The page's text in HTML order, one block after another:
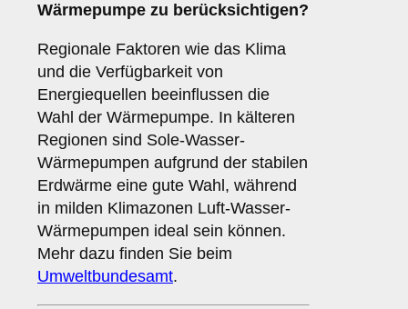
Wärmepumpe zu berücksichtigen?
Regionale Faktoren wie das Klima
und die Verfügbarkeit von
Energiequellen beeinflussen die
Wahl der Wärmepumpe. In kälteren
Regionen sind Sole-Wasser-
Wärmepumpen aufgrund der stabilen
Erdwärme eine gute Wahl, während
in milden Klimazonen Luft-Wasser-
Wärmepumpen ideal sein können.
Mehr dazu finden Sie beim
Umweltbundesamt.